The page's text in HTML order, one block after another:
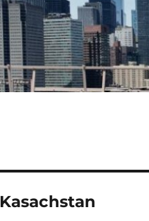
Kasachstan